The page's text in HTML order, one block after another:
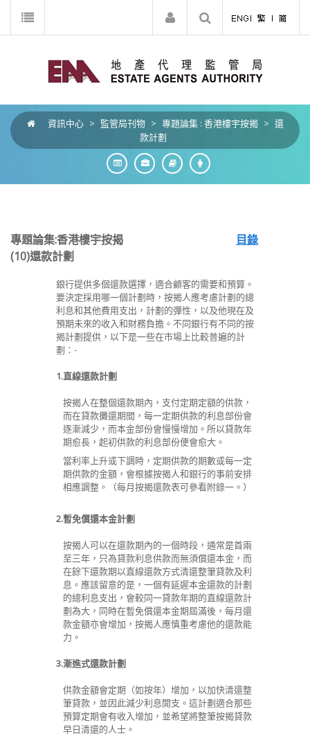
資訊中心 > 監管局刊物 > 專題論集 : 香港樓宇按揭 > 還
款計劃
專題論集:香港樓宇按揭
目錄
(10)還款計劃
銀行提供多個還款選擇，適合顧客的需要和預算。
要決定採用哪一個計劃時，按揭人應考慮計劃的總
利息和其他費用支出，計劃的彈性，以及他現在及
預期未來的收入和財務負擔。不同銀行有不同的按
揭計劃提供，以下是一些在市場上比較普遍的計
劃：-
1.直線還款計劃
按揭人在整個還款期內，支付定期定額的供款，
而在貸款攤還期間，每一定期供款的利息部份會
逐漸減少，而本金部份會慢慢增加。所以貸款年
期愈長，起初供款的利息部份便會愈大。
當利率上升或下調時，定期供款的期數或每一定
期供款的金額，會根據按揭人和銀行的事前安排
相應調整。（每月按揭還款表可參看附錄一。）
2.暫免償還本金計劃
按揭人可以在還款期內的一個時段，通常是首兩
至三年，只為貸款利息供款而無須償還本金，而
在餘下還款期以直線還款方式清還整筆貸款及利
息。應該留意的是，一個有延遲本金還款的計劃
的總利息支出，會較同一貸款年期的直線還款計
劃為大，同時在暫免償還本金期屆滿後，每月還
款金額亦會增加，按揭人應慎重考慮他的還款能
力。
3.漸進式還款計劃
供款金額會定期（如按年）增加，以加快清還整
筆貸款，並因此減少利息開支。這計劃適合那些
預算定期會有收入增加，並希望將整筆按揭貸款
早日清還的人士。